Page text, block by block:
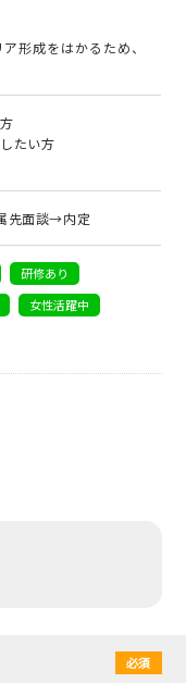
形成をはかるため、
たい方
先面談→内定
研修あり
女性活躍中
必須